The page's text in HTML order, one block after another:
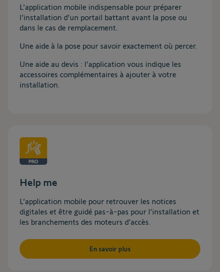
L’application mobile indispensable pour préparer
l’installation d’un portail battant avant la pose ou
dans le cas de remplacement.
Une aide à la pose pour savoir exactement où percer.
Une aide au devis : l’application vous indique les
accessoires complémentaires à ajouter à votre
installation.
Help me
L’application mobile pour retrouver les notices
digitales et être guidé pas-à-pas pour l’installation et
les branchements des moteurs d’accès.
En savoir plus